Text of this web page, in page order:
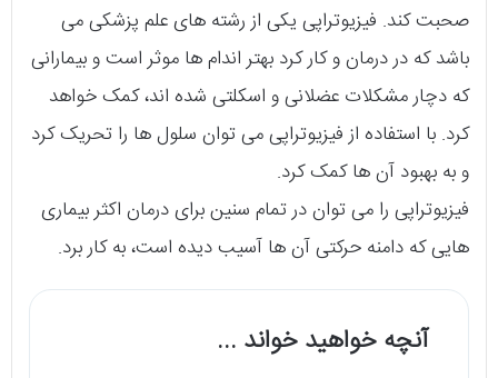
صحبت کند. فیزیوتراپی یکی از رشته های علم پزشکی می
باشد که در درمان و کار کرد بهتر اندام ها موثر است و بیمارانی
که دچار مشکلات عضلانی و اسکلتی شده اند، کمک خواهد
کرد. با استفاده از فیزیوتراپی می توان سلول ها را تحریک کرد
و به بهبود آن ها کمک کرد.
فیزیوتراپی را می توان در تمام سنین برای درمان اکثر بیماری
هایی که دامنه حرکتی آن ها آسیب دیده است، به کار برد.
آنچه خواهید خواند ...